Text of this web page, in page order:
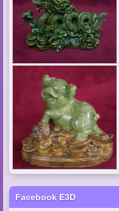
Facebook E3D